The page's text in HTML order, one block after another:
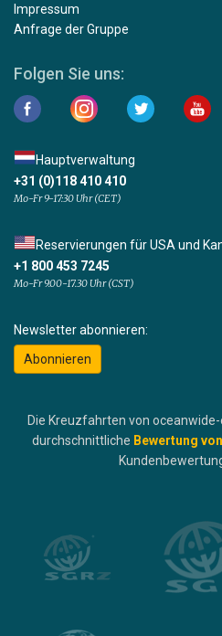
Impressum
Anfrage der Gruppe
Folgen Sie uns:
Hauptverwaltung
+31 (0)118 410 410
Mo-Fr 9-17:30 Uhr (CET)
Reservierungen für USA und
+1 800 453 7245
Mo-Fr 9.00-17.30 Uhr (CST)
Newsletter abonnieren:
Abonnieren
Die Kreuzfahrten von
durchschnittliche Bewertung von